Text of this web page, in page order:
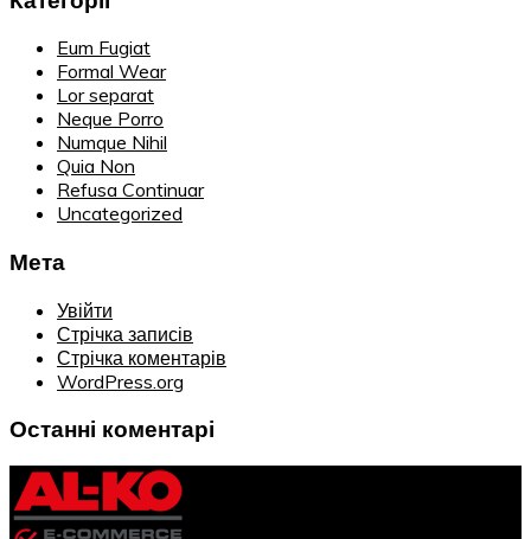
Eum Fugiat
Formal Wear
Lor separat
Neque Porro
Numque Nihil
Quia Non
Refusa Continuar
Uncategorized
Мета
Увійти
Стрічка записів
Стрічка коментарів
WordPress.org
Останні коментарі